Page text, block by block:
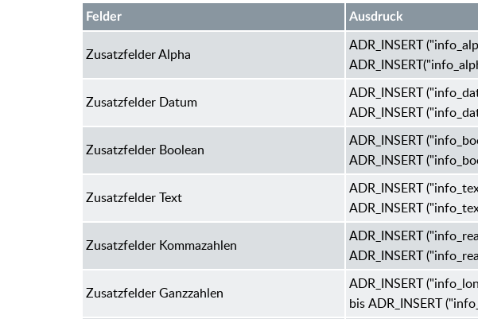
Felder Ausd ruck
Zusatzfelder Alpha
ADR_INSERT
Zusatzfelder Datum
ADR_INSERT ("
ADR_INSERT
Zusatzfelder Boolean
ADR_INSERT ("
ADR_INSERT
Zusatzfelder Text
ADR_INSERT ("
ADR_INSERT ("
Zusatzfelder Kommazahlen
ADR_INSERT ("
ADR_INSERT ("
Zusatzfelder Ganzzahlen
ADR_INSERT ("
bisADR_INSERT ("